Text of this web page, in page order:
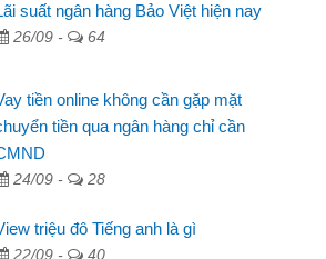
suất ngân hàng Bảo Việt hiện nay
26/09 - 64
tiền online không cần gặp mặt
tiền qua ngân hàng chỉ cần
24/09 - 28
triệu đô Tiếng anh là gì
22/09 - 40